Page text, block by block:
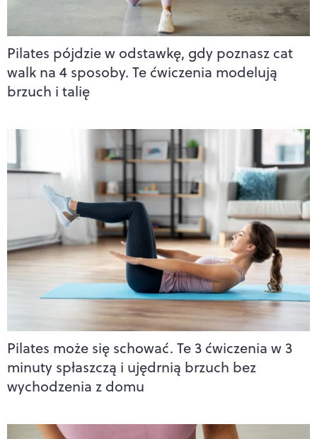
Pilates pójdzie w odstawkę, gdy poznasz cat
walk na 4 sposoby. Te ćwiczenia modelują
brzuch i talię
Pilates może się schować. Te 3 ćwiczenia w 3
minuty spłaszczą i ujędrnią brzuch bez
wychodzenia z domu